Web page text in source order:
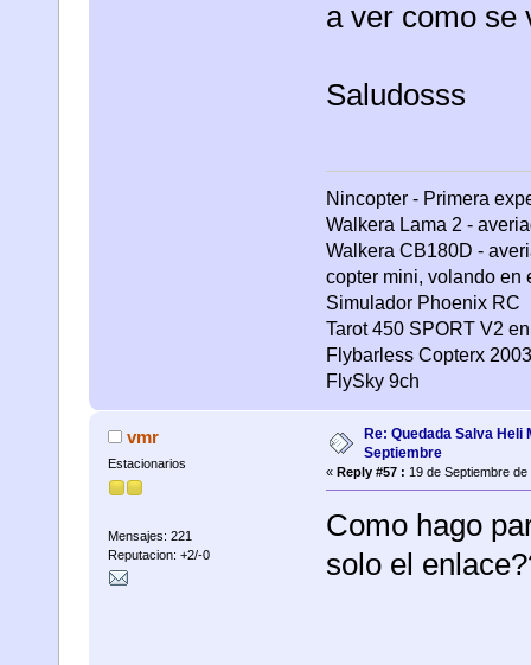
a ver como se
Saludosss
Nincopter - Primera
Walkera Lama 2 -
Walkera CB180D -
copter mini, volando en
Simulador Phoenix RC
Tarot 450 SPORT V2
Flybarless Copterx 2003
FlySky 9ch
vmr
Estacionarios
Mensajes: 221
Reputacion: +2/-0
Re: Quedada Salva Heli
Septiembre
« Reply #57 : 19 de Septiembre
Como hago
solo el